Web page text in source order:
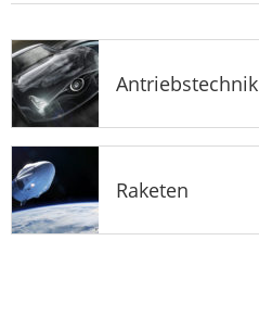
Antriebstechnik
Raketen